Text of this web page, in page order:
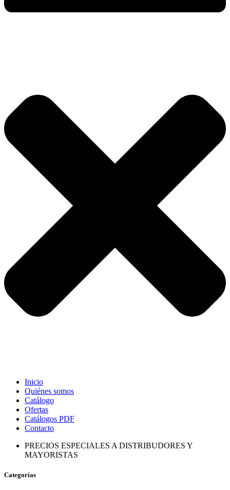
Inicio
Quiénes somos
Catálogo
Ofertas
Catálogos PDF
Contacto
PRECIOS ESPECIALES A DISTRIBUDORES Y
MAYORISTAS
Categorías